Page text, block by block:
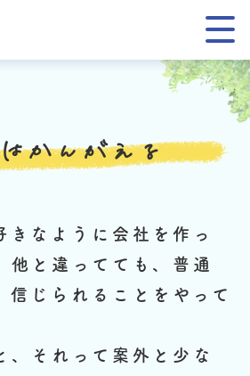
かんがえる
きなように会社を作っ
他と違ってても、普通
信じられることをやって
、それって案外と少な